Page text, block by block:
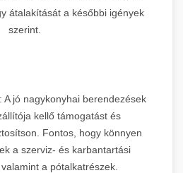
átalakítását a későbbi igények
szerint.
A jó nagykonyhai berendezések
kellő támogatást és
Fontos, hogy könnyen
a szerviz- és karbantartási
a pótalkatrészek.